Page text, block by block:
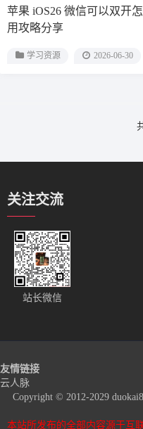
苹果 iOS26 微信可以双开
用攻略分享
学习资源 2026-06-30
关注交流
站长微信
友情链接
云人脉
Copyright © 2012-2029
本站所发布的全部内容源于互